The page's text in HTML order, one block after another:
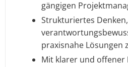
gängigen
Strukturiertes Denken,
praxisnahe Lösungen
Mit klarer und